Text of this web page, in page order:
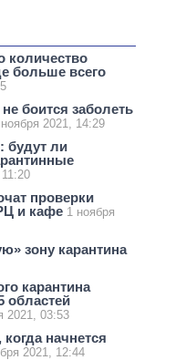
количество
больше всего
боится заболеть
2021, 14:29
будут ли
проверки
и кафе 1 ноября
зону карантина
карантина
областей
2021, 03:53
начнется
2021, 12:44